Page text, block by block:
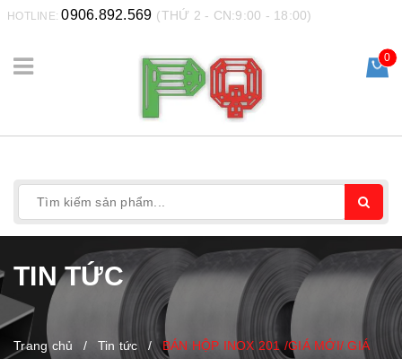
HOTLINE:0906.892.569 (THỨ 2 - CN:9:00 - 18:00)
0
TIN TỨC
Trang chủ / Tin tức /
BÁN HỘP INOX 201 /GIÁ MỚI/ GIÁ